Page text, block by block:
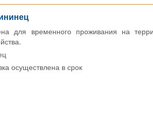
для временного проживания на
осуществлена в срок